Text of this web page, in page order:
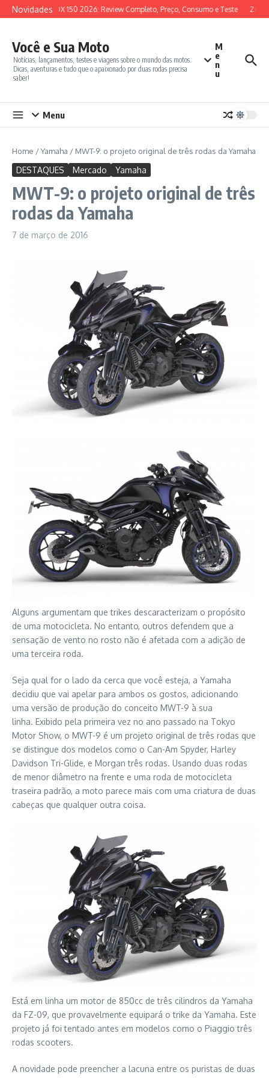
Ir para o conteúdo
Novidades
SYM ADX 150 2026: Review Completo, Preço, Consumo e Teste
Você e Sua Moto
Notícias, lançamentos, testes e viagens sobre o mundo das motos.
Dicas, aventuras e tudo que o apaixonado por duas rodas precisa
saber!
M
e
n
u
Menu
Home /Yamaha / MWT-9: o projeto original de três rodas da Yamaha
DESTAQUES Mercado Yamaha
MWT-9: o projeto original de três
rodas da Yamaha
7 de março de 2016
Alguns argumentam que trikes descaracterizam o propósito
de uma motocicleta. No entanto, outros defendem que a
sensação de vento no rosto não é afetada com a adição de
uma terceira roda.
Seja qual for o lado da cerca que você esteja, a Yamaha
decidiu que vai apelar para ambos os gostos, adicionando
uma versão de produção do conceito MWT-9 à sua
linha. Exibido pela primeira vez no ano passado na Tokyo
Motor Show, o MWT-9 é um projeto original de três rodas que
se distingue dos modelos como o Can-Am Spyder, Harley
Davidson Tri-Glide, e Morgan três rodas. Usando duas rodas
de menor diâmetro na frente e uma roda de motocicleta
traseira padrão, a moto parece mais com uma criatura de duas
cabeças que qualquer outra coisa.
Está em linha um motor de 850cc de três cilindros da Yamaha
da FZ-09, que provavelmente equipará o trike da Yamaha. Este
projeto já foi tentado antes em modelos como o Piaggio três
rodas scooters.
A novidade pode preencher a lacuna entre os puristas de duas